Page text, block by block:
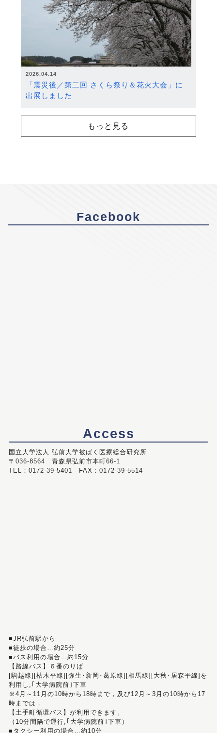
2026.04.14
「震災後／第二回 さくら祭り＆花火大会」に
出展しました
もっと見る
Facebook
Access
国立大学法人 弘前大学被ばく医療総合研究所
〒036-8564 青森県弘前市本町66-1
TEL：0172-39-5401 FAX：0172-39-5514
■JR弘前駅から
■徒歩の場合…約25分
■バス利用の場合…約15分
【路線バス】６番のりば
[駒越線][枯木平線][弥生･新岡･葛原線][相馬線][大秋･居森平線]を
利用し,｢大学病院前｣下車
※4月～11月の10時から18時まで，及び12月～3月の10時から17
時までは，
【土手町循環バス】が利用できます。
（10分間隔で運行,｢大学病院前｣下車）
■タクシー利用の場合…約10分